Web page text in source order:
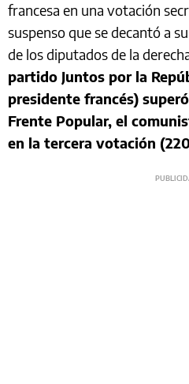
francesa en una votación
suspenso que se decantó a
de los diputados de la
partido Juntos por la
presidente francés)
Frente Popular, el
en la tercera votación